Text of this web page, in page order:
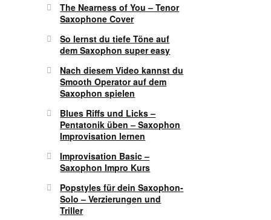
The Nearness of You – Tenor
Saxophone Cover
So lernst du tiefe Töne auf
dem Saxophon super easy
Nach diesem Video kannst du
Smooth Operator auf dem
Saxophon spielen
Blues Riffs und Licks –
Pentatonik üben – Saxophon
Improvisation lernen
Improvisation Basic –
Saxophon Impro Kurs
Popstyles für dein Saxophon-
Solo – Verzierungen und
Triller